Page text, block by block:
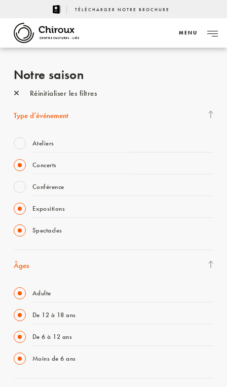
TÉLÉCHARGER NOTRE BROCHURE
CENTRE CULTUREL - LIÈGE
MENU
Notre saison
Réinitialiser les filtres
Type d’événement
Ateliers
Concerts
Conférence
Expositions
Spectacles
Âges
Adulte
De 12 à 18 ans
De 6 à 12 ans
Moins de 6 ans